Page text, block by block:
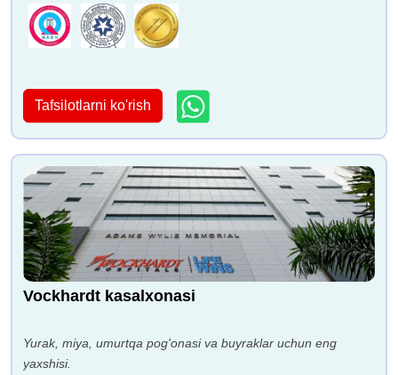
Tafsilotlarni ko'rish
Vockhardt kasalxonasi
Yurak, miya, umurtqa pog'onasi va buyraklar uchun eng
yaxshisi.